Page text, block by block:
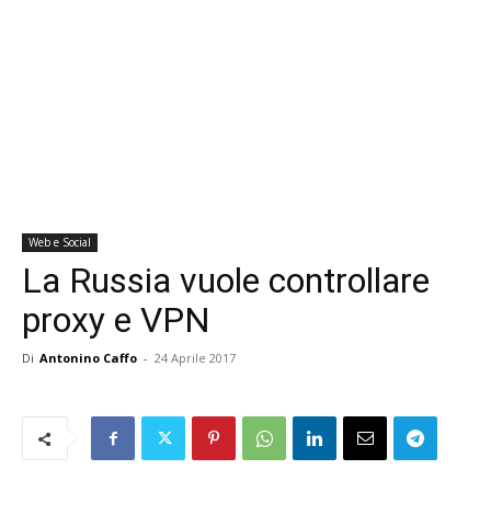
Web e Social
La Russia vuole controllare
proxy e VPN
Di Antonino Caffo - 24 Aprile 2017